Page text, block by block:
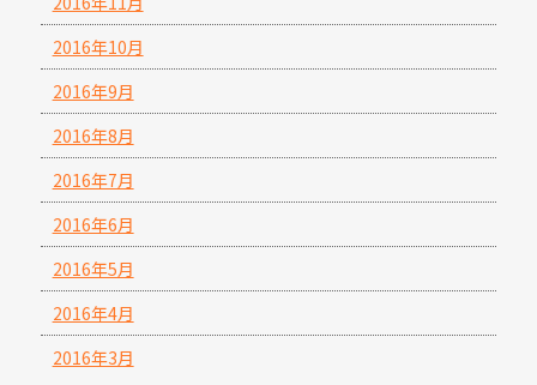
2016年10月
2016年9月
2016年8月
2016年7月
2016年6月
2016年5月
2016年4月
2016年3月